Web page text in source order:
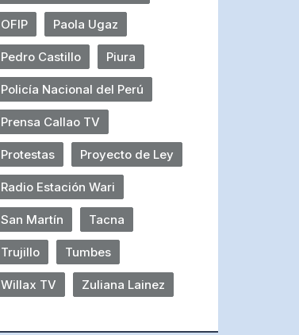
OFIP Paola Ugaz
Pedro Castillo Piura
Policía Nacional del Perú
Prensa Callao TV
Protestas Proyecto de Ley
Radio Estación Wari
San Martín Tacna
Trujillo Tumbes
Willax TV Zuliana Lainez